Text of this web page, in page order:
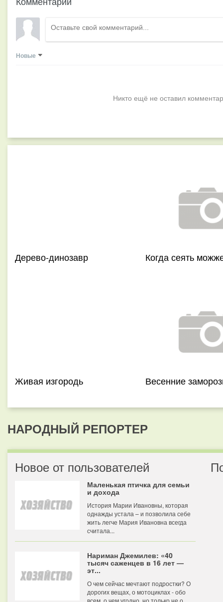
Новые
Никто ещё не оставил
Дерево-динозавр Когда сеять
Живая изгородь Весенние
НАРОДНЫЙ РЕПОРТЕР
Новое от пользователей
Маленькая птичка для семьи
и дохода
История Марии Ивановны, которая
однажды устала – и позволила себе
жить легче Мария Ивановна всегда
считала...
Нариман Джемилев: «40
тысяч саженцев в 16 лет —
эт...
О чем сейчас мечтают подростки? О
дорогих вещах, о мотоциклах - обо
всем, о чем угодно, но только не о